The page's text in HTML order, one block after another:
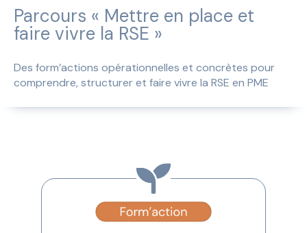
Parcours « Mettre en place et
faire vivre la RSE »
Des form’actions opérationnelles et concrètes pour
comprendre, structurer et faire vivre la RSE en PME